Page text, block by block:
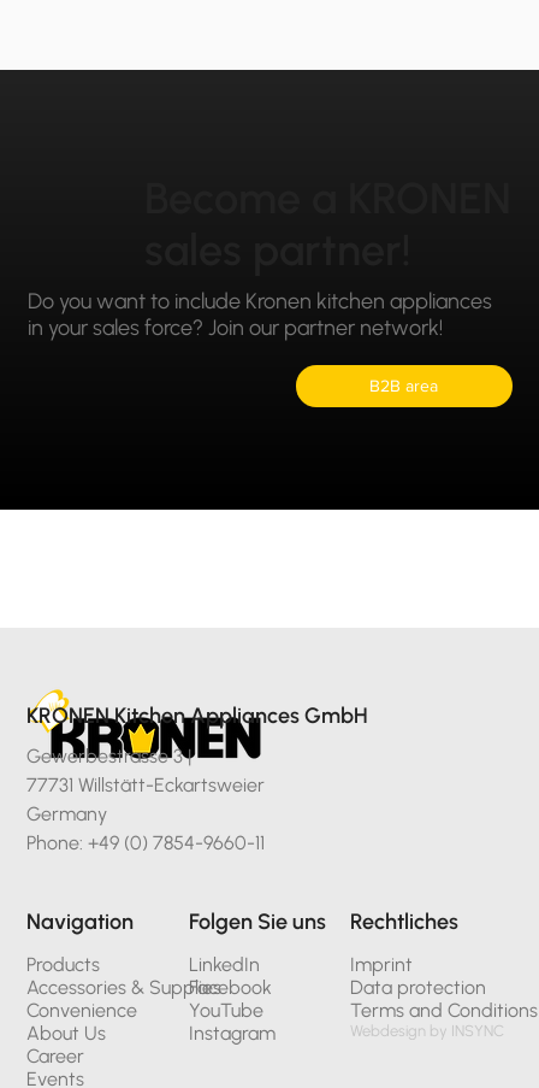
Do you want to include Kronen kitchen appliances
in your sales force? Join our partner network!
B2B area
KRONEN Kitchen Appliances GmbH
Gewerbestrasse 3 |
77731 Willstätt-Eckartsweier
Germany
Phone: +49 (0) 7854-9660-11
Navigation
Products
Accessories & Supplies
Convenience
About Us
Career
Events
Folgen Sie uns
LinkedIn
Facebook
YouTube
Instagram
Rechtliches
Imprint
Data protection
Terms and Conditions
Webdesign by INSYNC